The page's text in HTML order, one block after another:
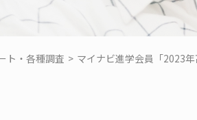
ト・各種調査 > マイナビ進学会員「2023年